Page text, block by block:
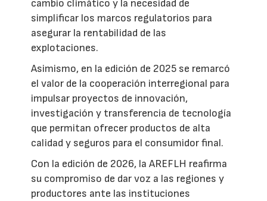
cambio climático y la necesidad de
simplificar los marcos regulatorios para
asegurar la rentabilidad de las
explotaciones.
Asimismo, en la edición de 2025 se remarcó
el valor de la cooperación interregional para
impulsar proyectos de innovación,
investigación y transferencia de tecnología
que permitan ofrecer productos de alta
calidad y seguros para el consumidor final.
Con la edición de 2026, la AREFLH reafirma
su compromiso de dar voz a las regiones y
productores ante las instituciones